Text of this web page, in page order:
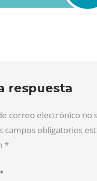
respuesta
correo electrónico no
campos obligatorios
*
*